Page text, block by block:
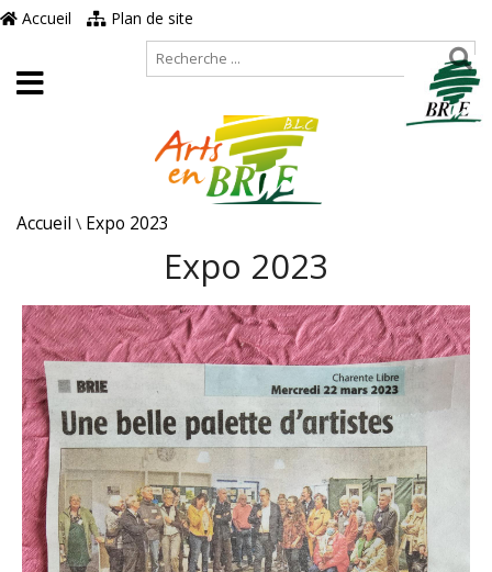
Accueil Plan de site
Accueil \ Expo 2023
Expo 2023